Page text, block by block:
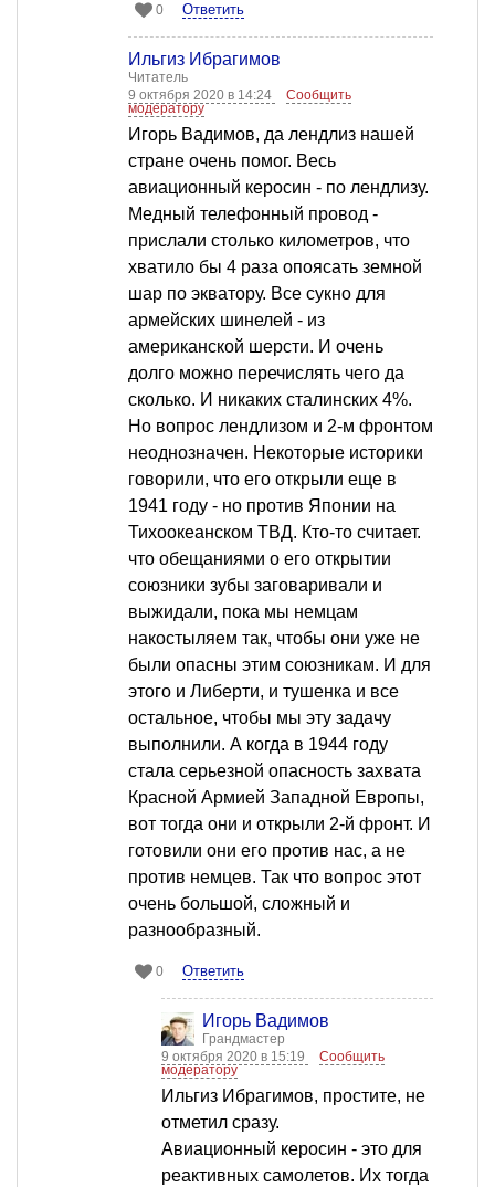
0 Ответить
Ильгиз Ибрагимов
Читатель
9 октября 2020 в 14:24
Сообщить
модератору
Игорь Вадимов, да лендлиз нашей
стране очень помог. Весь
авиационный керосин - по лендлизу.
Медный телефонный провод -
прислали столько километров, что
хватило бы 4 раза опоясать земной
шар по экватору. Все сукно для
армейских шинелей - из
американской шерсти. И очень
долго можно перечислять чего да
сколько. И никаких сталинских 4%.
Но вопрос лендлизом и 2-м фронтом
неоднозначен. Некоторые историки
говорили, что его открыли еще в
1941 году - но против Японии на
Тихоокеанском ТВД. Кто-то считает.
что обещаниями о его открытии
союзники зубы заговаривали и
выжидали, пока мы немцам
накостыляем так, чтобы они уже не
были опасны этим союзникам. И для
этого и Либерти, и тушенка и все
остальное, чтобы мы эту задачу
выполнили. А когда в 1944 году
стала серьезной опасность захвата
Красной Армией Западной Европы,
вот тогда они и открыли 2-й фронт. И
готовили они его против нас, а не
против немцев. Так что вопрос этот
очень большой, сложный и
разнообразный.
0 Ответить
Игорь Вадимов
Грандмастер
9 октября 2020 в 15:19
Сообщить
модератору
Ильгиз Ибрагимов, простите, не
отметил сразу.
Авиационный керосин - это для
реактивных самолетов. Их тогда